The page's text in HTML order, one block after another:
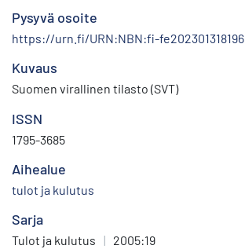
Pysyvä osoite
https://urn.fi/URN:NBN:fi-fe202301318196
Kuvaus
Suomen virallinen tilasto (SVT)
ISSN
1795-3685
Aihealue
tulot ja kulutus
Sarja
Tulot ja kulutus | 2005:19